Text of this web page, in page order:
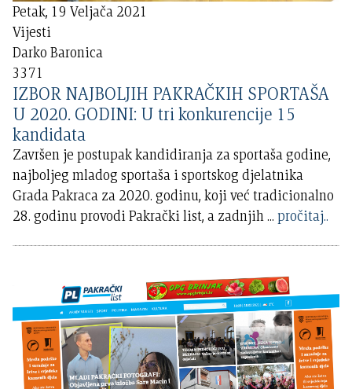
Petak, 19 Veljača 2021
Vijesti
Darko Baronica
3371
IZBOR NAJBOLJIH PAKRAČKIH SPORTAŠA
U 2020. GODINI: U tri konkurencije 15
kandidata
Završen je postupak kandidiranja za sportaša godine,
najboljeg mladog sportaša i sportskog djelatnika
Grada Pakraca za 2020. godinu, koji već tradicionalno
28. godinu provodi Pakrački list, a zadnjih... pročitaj..